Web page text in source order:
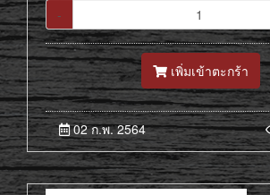
-
เพิ่มเข้าตะกร้า
02 ก.พ. 2564